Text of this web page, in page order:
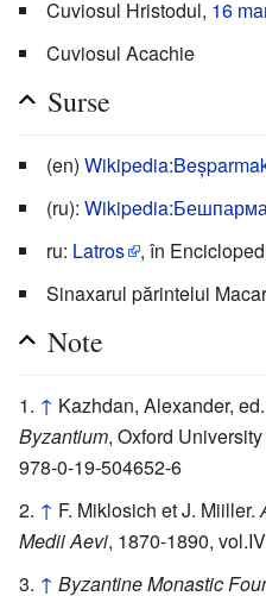
Cuviosul Hristodul, 16
Cuviosul Acachie
Surse
(en)
(ru):
ru: Latros
, în
Sinaxarul părintelui
Note
↑ Kazhdan, Alexander,
Byzantium, Oxford
978-0-19-504652-6
↑ F. Miklosich et J. Miiller.
Medii Aevi, 1870-1890,
↑ Byzantine Monastic